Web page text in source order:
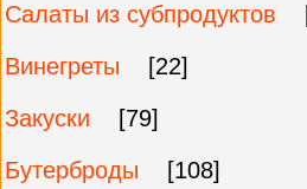
Салаты из субпродуктов
Винегреты
[22]
Закуски
[79]
Бутерброды
[108]